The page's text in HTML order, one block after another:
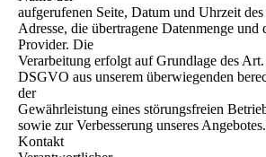
aufgerufenen Seite, Datum und Uhrzeit
Adresse, die übertragene Datenmenge und
Provider. Die
Verarbeitung erfolgt auf Grundlage des
DSGVO aus unserem überwiegenden
der
Gewährleistung eines störungsfreien
sowie zur Verbesserung unseres Angebotes.
Kontakt